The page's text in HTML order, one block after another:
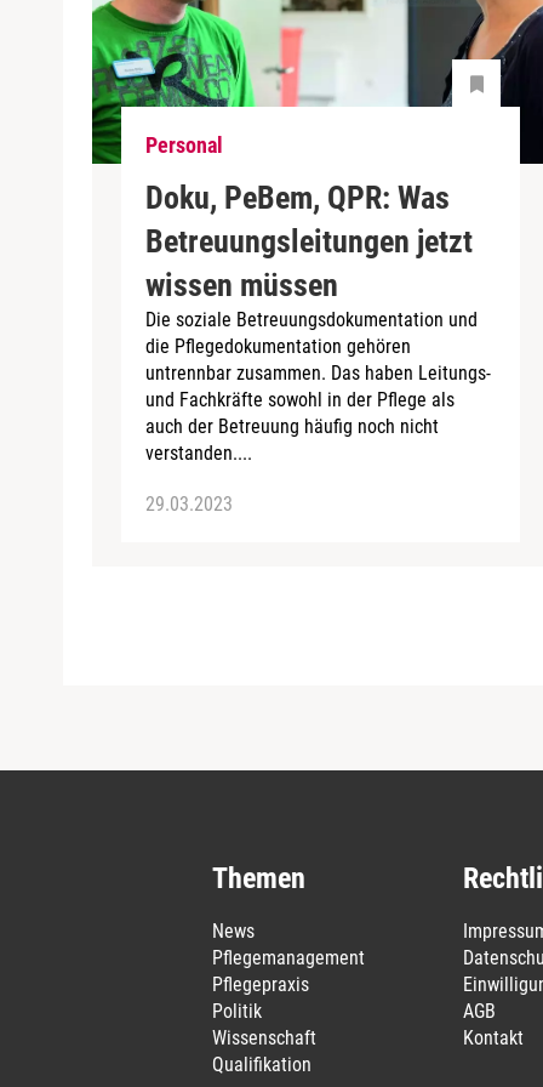
Personal
Doku, PeBem, QPR: Was
Betreuungsleitungen jetzt
wissen müssen
Die soziale Betreuungsdokumentation und
die Pflegedokumentation gehören
untrennbar zusammen. Das haben Leitungs-
und Fachkräfte sowohl in der Pflege als
auch der Betreuung häufig noch nicht
verstanden....
29.03.2023
Themen
News
Pflegemanagement
Pflegepraxis
Politik
Wissenschaft
Qualifikation
AGB
Kontakt